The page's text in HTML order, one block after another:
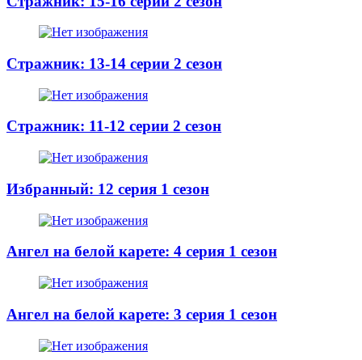
Стражник: 13-14 серии 2 сезон
Стражник: 11-12 серии 2 сезон
Избранный: 12 серия 1 сезон
Ангел на белой карете: 4 серия 1 сезон
Ангел на белой карете: 3 серия 1 сезон